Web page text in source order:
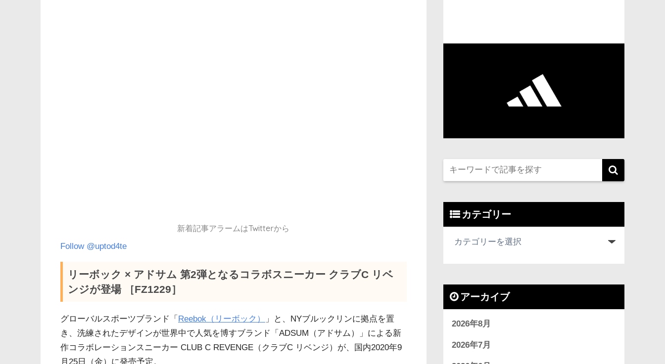
新着記事アラームはTwitterから
Follow @uptod4te
リーボック × アドサム 第2弾となるコラボスニーカー クラブC リベ
ンジが登場 ［FZ1229］
グローバルスポーツブランド「 Reebok（リーボック）
」と、NYブルックリンに拠点を置
き、洗練されたデザインが世界中で人気を博すブランド「ADSUM（アドサム）」による新
作コラボレーションスニーカー CLUB C REVENGE（クラブC リベンジ）が、国内2020年9
月25日（金）に発売予定。
カテゴリー
アーカイブ
2026年8月
2026年7月